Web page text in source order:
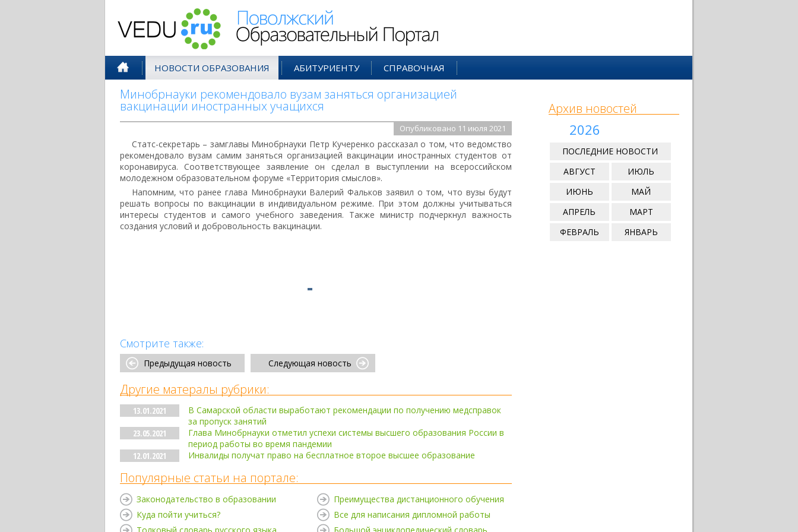
НОВОСТИ ОБРАЗОВАНИЯ АБИТУРИЕНТУ СПРАВОЧНАЯ
Минобрнауки рекомендовало вузам заняться организацией
вакцинации иностранных учащихся
Опубликовано 11 июля 2021
Статс-секретарь – замглавы Минобрнауки Петр Кучеренко рассказал о том, что ведомство
рекомендовало вузам самим заняться организацией вакцинации иностранных студентов от
коронавируса. Соответствующее заявление он сделал в выступлении на всероссийском
молодежном образовательном форуме «Территория смыслов».
Напомним, что ранее глава Минобрнауки Валерий Фальков заявил о том, что вузы будут
решать вопросы по вакцинации в индивидуальном режиме. При этом должны учитываться
интересы студентов и самого учебного заведения. Также министр подчеркнул важность
создания условий и добровольность вакцинации.
Смотрите также:
Предыдущая новость Следующая новость
Другие матералы рубрики:
13.01.2021
В Самарской области выработают рекомендации по получению медсправок
за пропуск занятий
23.05.2021
Глава Минобрнауки отметил успехи системы высшего образования России в
период работы во время пандемии
12.01.2021
Инвалиды получат право на бесплатное второе высшее образование
Популярные статьи на портале:
Законодательство в образовании
Куда пойти учиться?
Преимущества дистанционного обучения
Все для написания дипломной работы
Архив новостей
2026
ПОСЛЕДНИЕ НОВОСТИ
АВГУСТ
ИЮЛЬ
ИЮНЬ
МАЙ
АПРЕЛЬ
МАРТ
ФЕВРАЛЬ
ЯНВАРЬ